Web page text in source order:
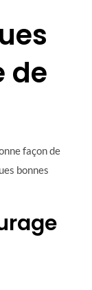
de
façon de
bonnes